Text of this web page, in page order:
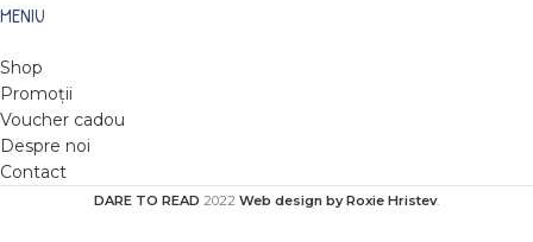
MENIU
Shop
Promoții
Voucher cadou
Despre noi
Contact
DARE TO READ 2022 Web design by Roxie Hristev.